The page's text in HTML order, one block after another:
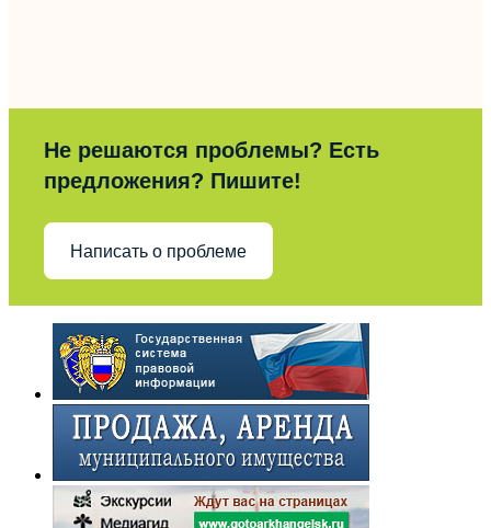
Не решаются проблемы? Есть
предложения? Пишите!
Написать о проблеме